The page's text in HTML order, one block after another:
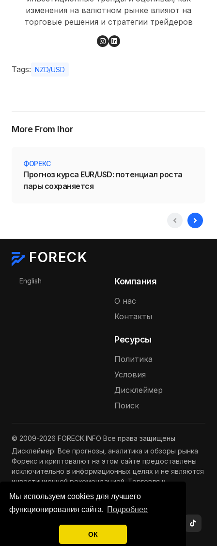
Мы используем cookies для лучшего
функционирования сайта. Подробнее
ОК
изменения на валютном рынке влияют на
торговые решения и стратегии трейдеров
Tags: NZD/USD
More From Ihor
ФОРЕКС
Прогноз курса EUR/USD: потенциал роста
пары сохраняется
FORECK
Выберите язык
English Компания
О нас
Контакты
Ресурсы
Политика
Условия
Дисклеймер
Поиск
© 2009-2026 FORECK.INFO Все права защищены
Дисклеймер: Все прогнозы, аналитика и обзоры рынка
Форекс и криптовалют на этом сайте предоставлены
исключительно в информационных целях и не являются
инвестиционной рекомендацией. Торговля и
инвестиции связаны с риском потери капитала.
Подробнее —Полный дисклеймер